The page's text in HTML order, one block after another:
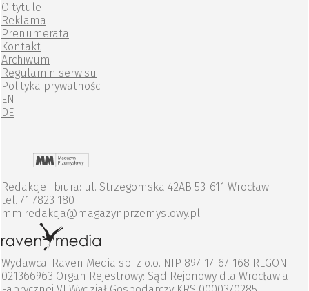
O tytule
Reklama
Prenumerata
Kontakt
Archiwum
Regulamin serwisu
Polityka prywatności
EN
DE
Redakcje i biura: ul. Strzegomska 42AB 53-611 Wrocław
tel. 71 7823 180
mm.redakcja@magazynprzemyslowy.pl
Wydawca: Raven Media sp. z o.o. NIP 897-17-67-168 REGON
021366963 Organ Rejestrowy: Sąd Rejonowy dla Wrocławia